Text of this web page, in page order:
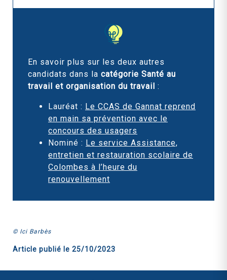
En savoir plus sur les deux autres
candidats dans la catégorie Santé au
travail et organisation du travail :
Lauréat : Le CCAS de Gannat reprend
en main sa prévention avec le
concours des usagers
Nominé : Le service Assistance,
entretien et restauration scolaire de
Colombes à l’heure du
renouvellement
© Ici Barbès
Article publié le 25/10/2023